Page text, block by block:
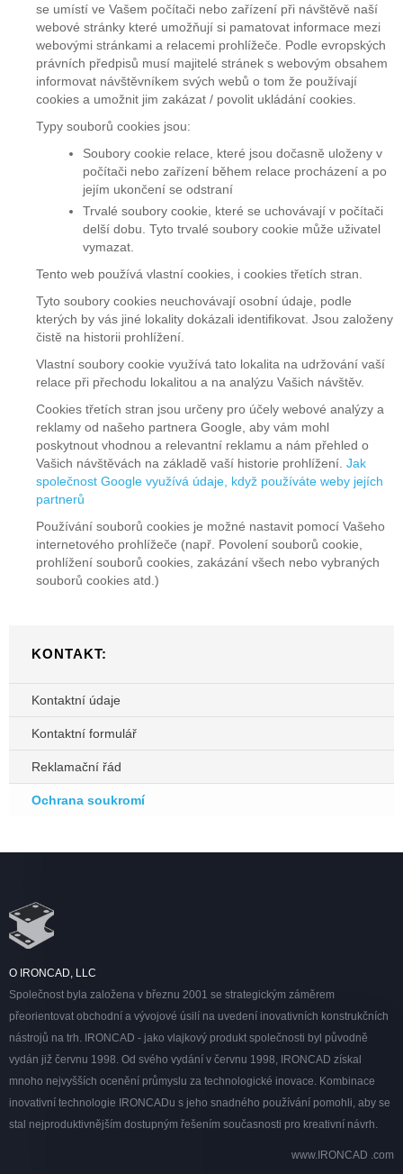
se umístí ve Vašem počítači nebo zařízení při návštěvě naší
webové stránky které umožňují si pamatovat informace mezi
webovými stránkami a relacemi prohlížeče. Podle evropských
právních předpisů musí majitelé stránek s webovým obsahem
informovat návštěvníkem svých webů o tom že používají
cookies a umožnit jim zakázat / povolit ukládání cookies.
Typy souborů cookies jsou:
Soubory cookie relace, které jsou dočasně uloženy v
počítači nebo zařízení během relace procházení a po
jejím ukončení se odstraní
Trvalé soubory cookie, které se uchovávají v počítači
delší dobu. Tyto trvalé soubory cookie může uživatel
vymazat.
Tento web používá vlastní cookies, i cookies třetích stran.
Tyto soubory cookies neuchovávají osobní údaje, podle
kterých by vás jiné lokality dokázali identifikovat. Jsou založeny
čistě na historii prohlížení.
Vlastní soubory cookie využívá tato lokalita na udržování vaší
relace při přechodu lokalitou a na analýzu Vašich návštěv.
Cookies třetích stran jsou určeny pro účely webové analýzy a
reklamy od našeho partnera Google, aby vám mohl
poskytnout vhodnou a relevantní reklamu a nám přehled o
Vašich návštěvách na základě vaší historie prohlížení. Jak
společnost Google využívá údaje, když používáte weby jejích
partnerů
Používání souborů cookies je možné nastavit pomocí Vašeho
internetového prohlížeče (např. Povolení souborů cookie,
prohlížení souborů cookies, zakázání všech nebo vybraných
souborů cookies atd.)
KONTAKT:
Kontaktní údaje
Kontaktní formulář
Reklamační řád
Ochrana soukromí
O IRONCAD, LLC
Společnost byla založena v březnu 2001 se strategickým záměrem
přeorientovat obchodní a vývojové úsilí na uvedení inovativních konstrukčních
nástrojů na trh. IRONCAD - jako vlajkový produkt společnosti byl původně
vydán již červnu 1998. Od svého vydání v červnu 1998, IRONCAD získal
mnoho nejvyšších ocenění průmyslu za technologické inovace. Kombinace
inovativní technologie IRONCADu s jeho snadného používání pomohli, aby se
stal nejproduktivnějším dostupným řešením současnosti pro kreativní návrh.
www.IRONCAD .com